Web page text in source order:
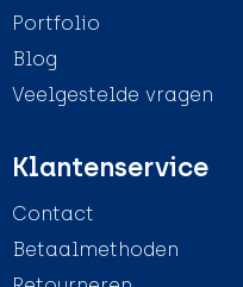
Portfolio
Blog
Veelgestelde vragen
Klantenservice
Contact
Betaalmethoden